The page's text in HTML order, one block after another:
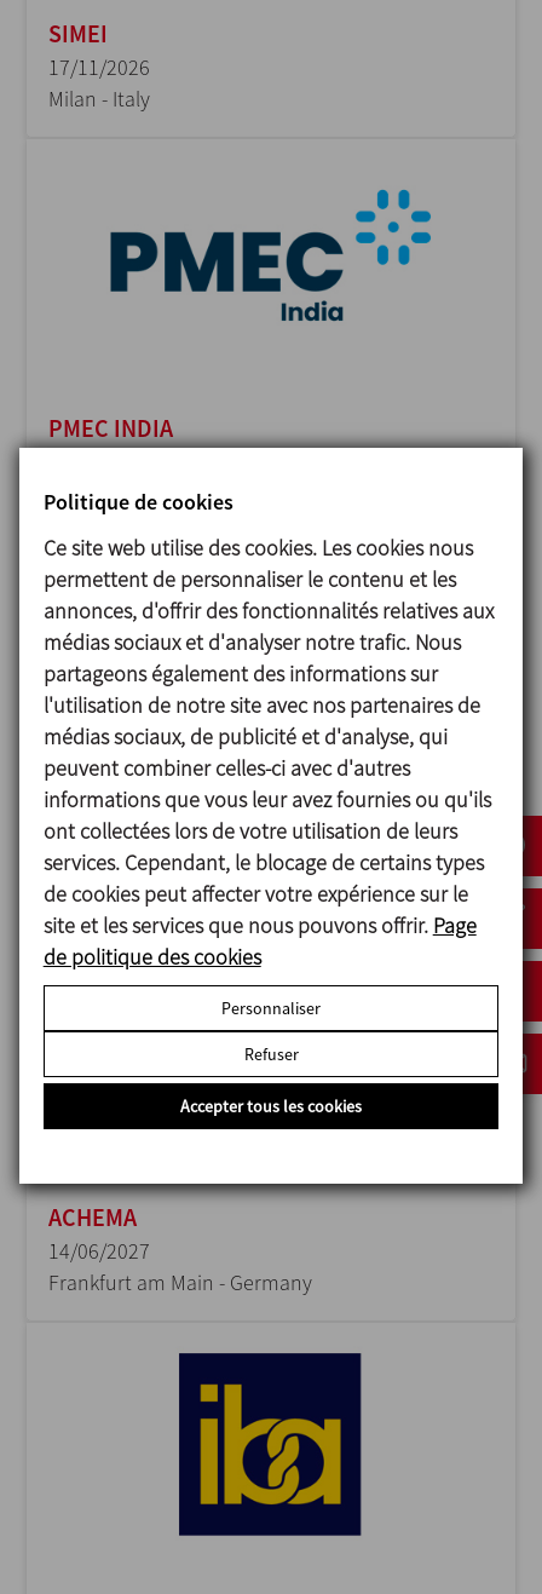
SIMEI
17/11/2026
Milan - Italy
PMEC INDIA
Delhi - India
ANUGA FOODTEC
23/02/2027
Cologne - Germany
ACHEMA
14/06/2027
Frankfurt am Main - Germany
Politique de cookies
Ce site web utilise des cookies. Les cookies nous
permettent de personnaliser le contenu et les
annonces, d'offrir des fonctionnalités relatives aux
médias sociaux et d'analyser notre trafic. Nous
partageons également des informations sur
l'utilisation de notre site avec nos partenaires de
médias sociaux, de publicité et d'analyse, qui
peuvent combiner celles-ci avec d'autres
informations que vous leur avez fournies ou qu'ils
ont collectées lors de votre utilisation de leurs
services. Cependant, le blocage de certains types
de cookies peut affecter votre expérience sur le
site et les services que nous pouvons offrir. Page
de politique des cookies
Personnaliser
Refuser
Accepter tous les cookies